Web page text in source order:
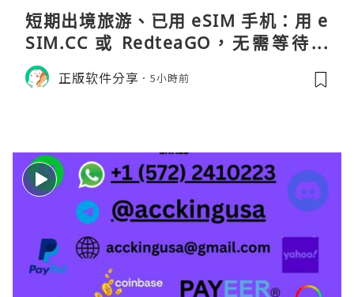
短期出境旅游、已用 eSIM 手机：用 e
SIM.CC 或 RedteaGO，无需等待收
货。需要“当地号码 + 通话短信”（如
打车、外卖、客户联络）：优先 Redt
正版软件分享 5小時前